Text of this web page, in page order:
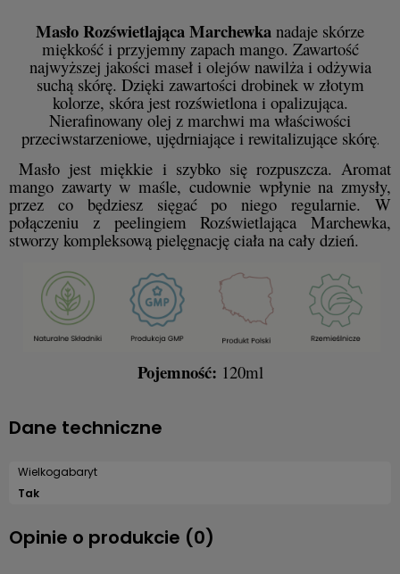
Masło Rozświetlająca Marchewka nadaje skórze
miękkość i przyjemny zapach mango. Zawartość
najwyższej jakości maseł i olejów nawilża i odżywia
suchą skórę. Dzięki zawartości drobinek w złotym
kolorze, skóra jest rozświetlona i opalizująca.
Nierafinowany olej z marchwi ma właściwości
przeciwstarzeniowe, ujędrniające i rewitalizujące skórę.
Masło jest miękkie i szybko się rozpuszcza. Aromat
mango zawarty w maśle, cudownie wpłynie na zmysły,
przez co będziesz sięgać po niego regularnie. W
połączeniu z peelingiem Rozświetlająca Marchewka,
stworzy kompleksową pielęgnację ciała na cały dzień.
Pojemność: 120ml
Dane techniczne
Wielkogabaryt
Tak
Opinie o produkcie (0)